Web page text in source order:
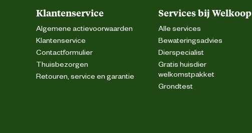
Klantenservice
Algemene actievoorwaarden
Klantenservice
Contactformulier
Thuisbezorgen
Retouren, service en garantie
Services bij Welkoop
Alle services
Bewateringsadvies
Dierspecialist
Gratis huisdier
welkomstpakket
Grondtest